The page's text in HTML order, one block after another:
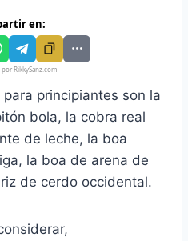
en:
RikkySanz.com
principiantes son la
bola, la cobra real
de leche, la boa
la boa de arena de
de cerdo occidental.